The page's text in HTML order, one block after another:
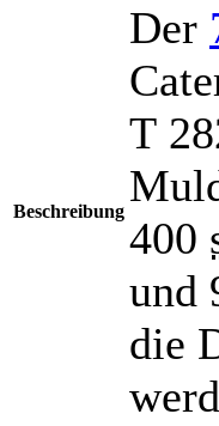
Beschreibung
Der
T
400
und
die